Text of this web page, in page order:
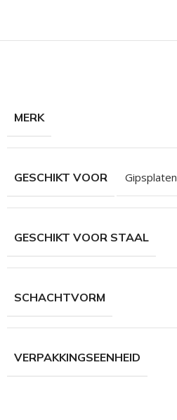
MERK
GESCHIKT VOOR Gipsplaten
GESCHIKT VOOR STAAL
SCHACHTVORM
VERPAKKINGSEENHEID